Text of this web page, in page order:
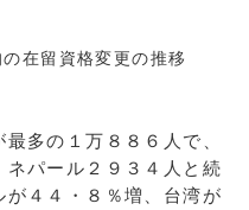
多の１万８８６人で、
パール２９３４人と続
４４・８％増、台湾が